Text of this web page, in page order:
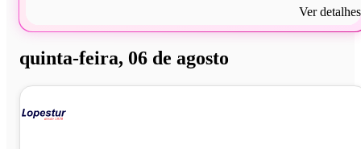
Ver detalhes
quinta-feira, 06 de agosto